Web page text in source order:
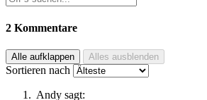
2 Kommentare
Alle aufklappen Alles ausblenden
Sortieren nach
Andy sagt: